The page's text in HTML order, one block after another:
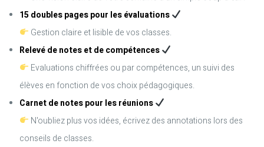
15 doubles pages pour les évaluations
Gestion claire et lisible de vos classes.
Relevé de notes et de compétences
Evaluations chiffrées ou par compétences, un suivi des
élèves en fonction de vos choix pédagogiques.
Carnet de notes pour les réunions
N'oubliez plus vos idées, écrivez des annotations lors des
conseils de classes.